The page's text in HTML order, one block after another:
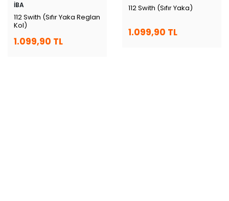
İBA
112 Swith (Sıfır Yaka Reglan
Kol)
1.099,90 TL
112 Swith (Sıfır Yaka)
1.099,90 TL